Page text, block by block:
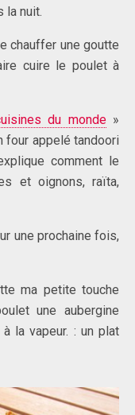
la nuit.
chauffer une goutte
cuire le poulet à
du monde»
four appelé tandoori
comment le
et oignons, raïta,
une prochaine fois,
ma petite touche
une aubergine
la vapeur. : un plat